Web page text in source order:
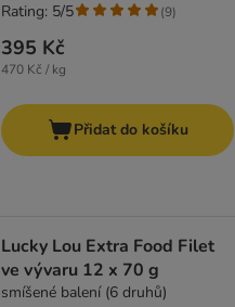
395 Kč
470 Kč / kg
Rating: 5/5 (9)
Přidat do košíku
Lucky Lou Extra Food Filet
ve vývaru 12 x 70 g
smíšené balení (6 druhů)